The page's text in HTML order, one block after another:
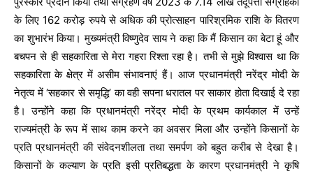
के लिए 162 करोड़ रुपये से अधिक की प्रोत्साहन पारिश्रमिक राशि के वितरण
का शुभारंभ किया। मुख्यमंत्री विष्णुदेव साय ने कहा कि मैं किसान का बेटा हूं और
बचपन से ही सहकारिता से मेरा गहरा रिश्ता रहा है। तभी से मुझे विश्वास था कि
सहकारिता के क्षेत्र में असीम संभावनाएं हैं। आज प्रधानमंत्री नरेंद्र मोदी के
नेतृत्व में ‘सहकार से समृद्धि’ का वही सपना धरातल पर साकार होता दिखाई दे रहा
है। उन्होंने कहा कि प्रधानमंत्री नरेंद्र मोदी के प्रथम कार्यकाल में उन्हें
राज्यमंत्री के रूप में साथ काम करने का अवसर मिला और उन्होंने किसानों के
प्रति प्रधानमंत्री की संवेदनशीलता तथा समर्पण को बहुत करीब से देखा है।
किसानों के कल्याण के प्रति इसी प्रतिबद्धता के कारण प्रधानमंत्री ने कृषि